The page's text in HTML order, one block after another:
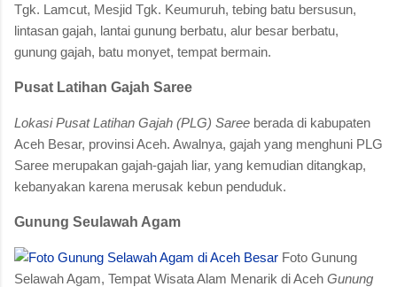
Tgk. Lamcut, Mesjid Tgk. Keumuruh, tebing batu bersusun,
lintasan gajah, lantai gunung berbatu, alur besar berbatu,
gunung gajah, batu monyet, tempat bermain.
Pusat Latihan Gajah Saree
Lokasi Pusat Latihan Gajah (PLG) Saree berada di kabupaten
Aceh Besar, provinsi Aceh. Awalnya, gajah yang menghuni PLG
Saree merupakan gajah-gajah liar, yang kemudian ditangkap,
kebanyakan karena merusak kebun penduduk.
Gunung Seulawah Agam
Foto Gunung
Selawah Agam, Tempat Wisata Alam Menarik di Aceh Gunung